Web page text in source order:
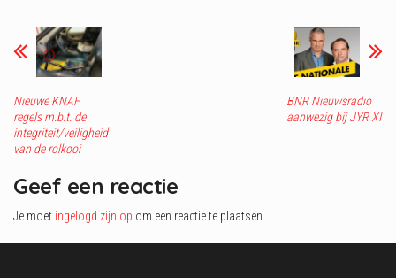
Nieuwe KNAF
regels m.b.t. de
integriteit/veiligheid
van de rolkooi
BNR Nieuwsradio
aanwezig bij JYR XI
Geef een reactie
Je moet ingelogd zijn op om een reactie te plaatsen.